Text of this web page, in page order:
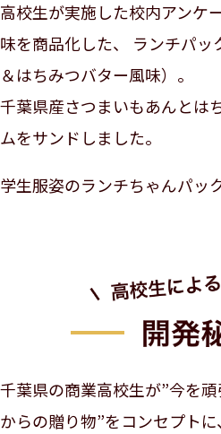
高校生が実施した校内アンケ
味を商品化した、
ランチパッ
＆はちみつバター風味）。
千葉県産さつまいもあんとは
ムをサンドしました。
学生服姿のランチちゃんパッ
千葉県の商業高校生が”今を
からの贈り物”をコンセプトに、